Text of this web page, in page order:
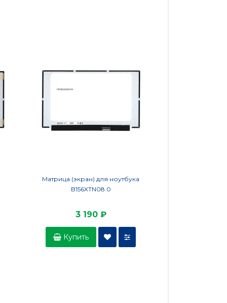
Матрица (экран) для ноутбука
B156XTN08.0
3 190 ₽
Купить